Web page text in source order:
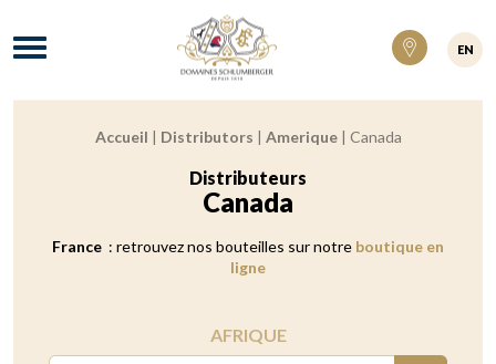
Domaines Schlumberger Vignerons 100%
Menu
EN
Fil d'Ariane :Accueil | Distributors | Amerique| Canada
Distributeurs
Canada
France : retrouvez nos bouteilles sur notre boutique en
ligne
AFRIQUE